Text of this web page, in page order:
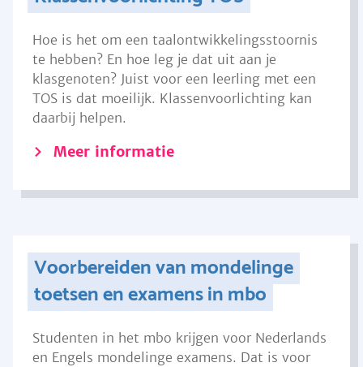
Hoe is het om een taalontwikkelingsstoornis
te hebben? En hoe leg je dat uit aan je
klasgenoten? Juist voor een leerling met een
TOS is dat moeilijk. Klassenvoorlichting kan
daarbij helpen.
Meer informatie
Voorbereiden van mondelinge
toetsen en examens in mbo
Studenten in het mbo krijgen voor Nederlands
en Engels mondelinge examens. Dat is voor